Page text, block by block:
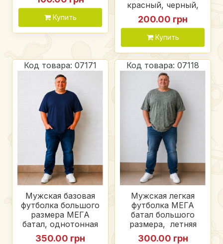
Купить
красный, черный,
темно-синий),
вискоза хорошего
качества
200.00 грн
Купить
Код товара: 07171
Мужская базовая
футболка большого
размера МЕГА
батал, однотонная
футболка для
350.00 грн
Код товара: 07118
Мужская легкая
футболка МЕГА
батал большого
размера, летняя
трикотажная
300.00 грн